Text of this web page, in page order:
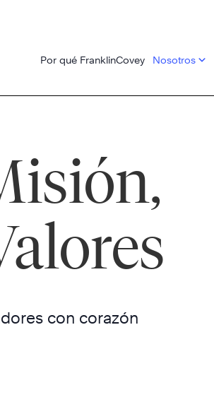
Por qué FranklinCovey Nosotros
con corazón